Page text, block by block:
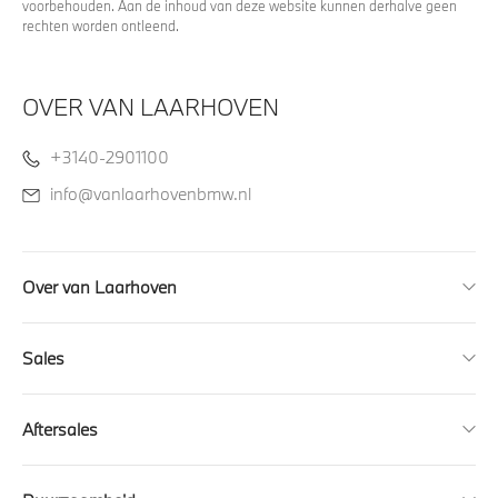
voorbehouden. Aan de inhoud van deze website kunnen derhalve geen
rechten worden ontleend.
OVER VAN LAARHOVEN
+3140-2901100
info@vanlaarhovenbmw.nl
Over van Laarhoven
Sales
Aftersales